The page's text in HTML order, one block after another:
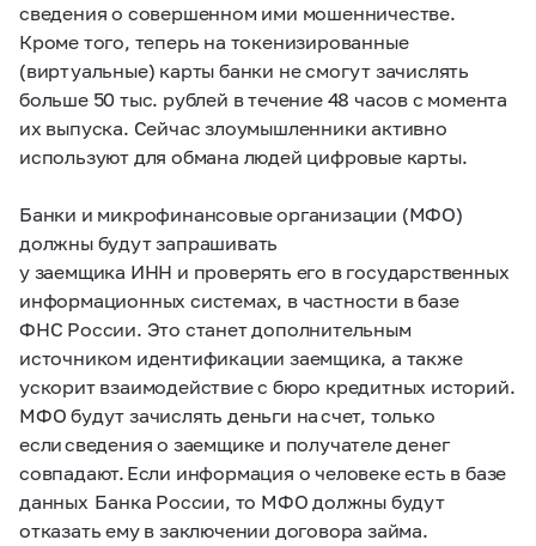
сведения о совершенном ими мошенничестве.
Кроме того, теперь на токенизированные
(виртуальные) карты банки не смогут зачислять
больше 50 тыс. рублей в течение 48 часов с момента
их выпуска. Сейчас злоумышленники активно
используют для обмана людей цифровые карты.
Банки и микрофинансовые организации (МФО)
должны будут запрашивать
у заемщика ИНН и проверять его в государственных
информационных системах, в частности в базе
ФНС России. Это станет дополнительным
источником идентификации заемщика, а также
ускорит взаимодействие с бюро кредитных историй.
МФО будут зачислять деньги на счет, только
если сведения о заемщике и получателе денег
совпадают. Если информация о человеке есть в базе
данных Банка России, то МФО должны будут
отказать ему в заключении договора займа.